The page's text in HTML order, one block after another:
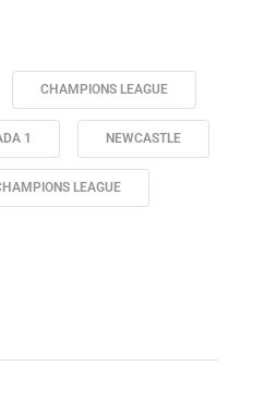
CHAMPIONS LEAGUE
1 NEWCASTLE
LEAGUE